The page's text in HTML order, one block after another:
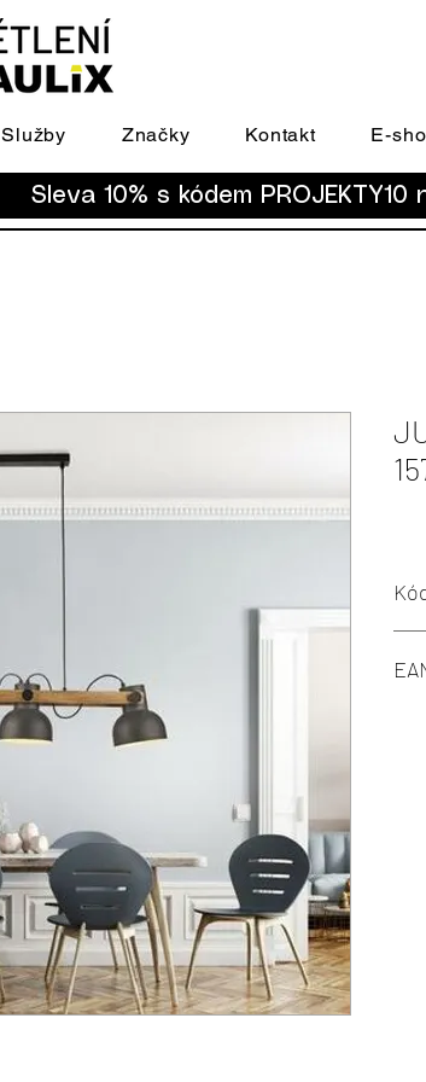
Služby Značky Kontakt E-
Sleva 10% s kódem PROJEKTY10